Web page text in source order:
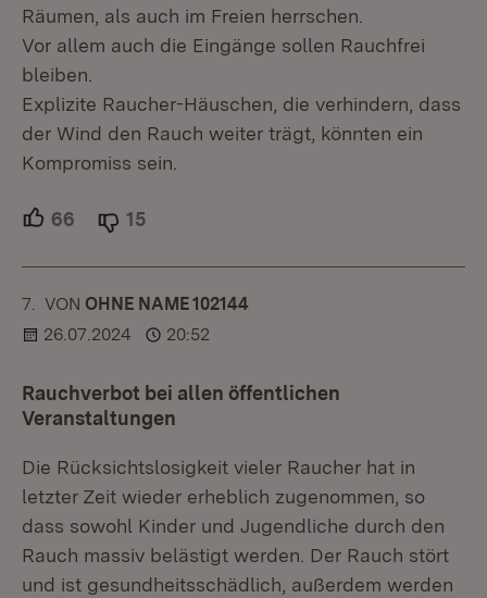
Räumen, als auch im Freien herrschen.
Vor allem auch die Eingänge sollen Rauchfrei
bleiben.
Explizite Raucher-Häuschen, die verhindern, dass
der Wind den Rauch weiter trägt, könnten ein
Kompromiss sein.
66 Unterstützer.
15
7. KOMMENTAR
VON :OHNE NAME 102144
26.07.2024
20:52
Rauchverbot bei allen öffentlichen
Veranstaltungen
Die Rücksichtslosigkeit vieler Raucher hat in
letzter Zeit wieder erheblich zugenommen, so
dass sowohl Kinder und Jugendliche durch den
Rauch massiv belästigt werden. Der Rauch stört
und ist gesundheitsschädlich, außerdem werden